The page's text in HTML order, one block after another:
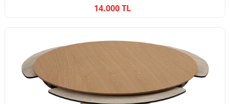
14.000 TL